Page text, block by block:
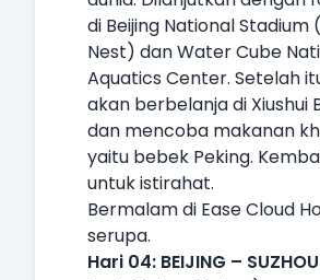
di Beijing National Stadium
Nest) dan Water Cube
Aquatics Center. Setelah
akan berbelanja di Xiushui
dan mencoba makanan
yaitu bebek Peking.
untuk istirahat.
Bermalam di Ease Cloud
serupa.
Hari 04: BEIJING – SUZHOU